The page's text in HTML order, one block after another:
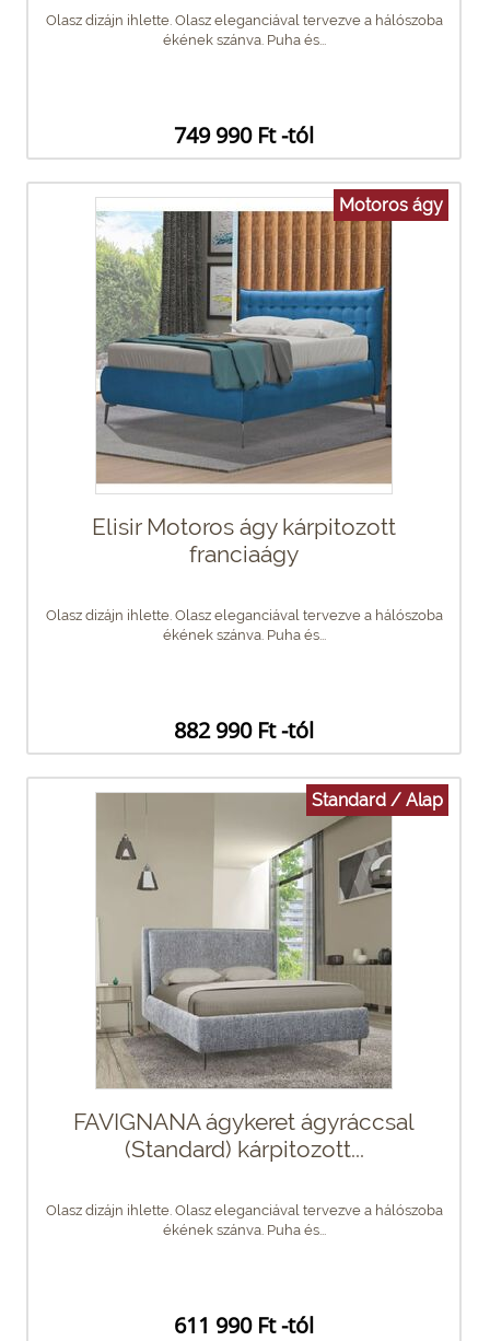
Olasz dizájn ihlette. Olasz eleganciával tervezve a hálószoba
ékének szánva. Puha és...
749 990 Ft -tól
Motoros ágy
Elisir Motoros ágy kárpitozott
franciaágy
Olasz dizájn ihlette. Olasz eleganciával tervezve a hálószoba
ékének szánva. Puha és...
882 990 Ft -tól
Standard / Alap
FAVIGNANA ágykeret ágyráccsal
(Standard) kárpitozott...
Olasz dizájn ihlette. Olasz eleganciával tervezve a hálószoba
ékének szánva. Puha és...
611 990 Ft -tól